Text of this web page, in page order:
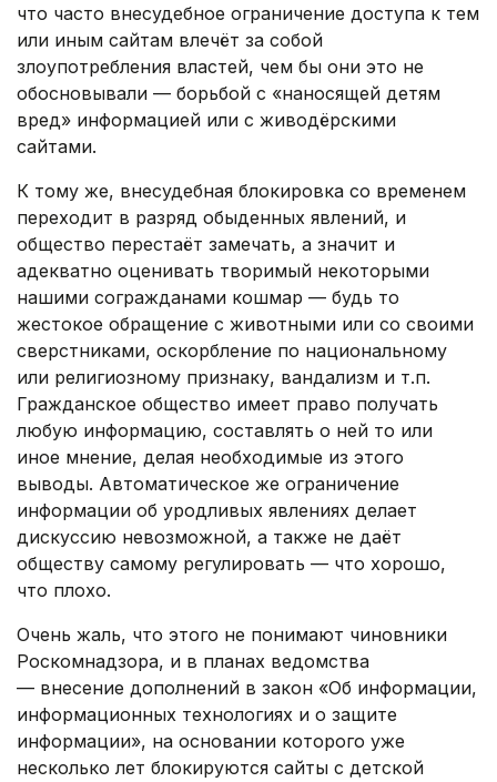
что часто внесудебное ограничение доступа к тем
или иным сайтам влечёт за собой
злоупотребления властей, чем бы они это не
обосновывали — борьбой с «наносящей детям
вред» информацией или с живодёрскими
сайтами.
К тому же, внесудебная блокировка со временем
переходит в разряд обыденных явлений, и
общество перестаёт замечать, а значит и
адекватно оценивать творимый некоторыми
нашими согражданами кошмар — будь то
жестокое обращение с животными или со своими
сверстниками, оскорбление по национальному
или религиозному признаку, вандализм и т.п.
Гражданское общество имеет право получать
любую информацию, составлять о ней то или
иное мнение, делая необходимые из этого
выводы. Автоматическое же ограничение
информации об уродливых явлениях делает
дискуссию невозможной, а также не даёт
обществу самому регулировать — что хорошо,
что плохо.
Очень жаль, что этого не понимают чиновники
Роскомнадзора, и в планах ведомства
— внесение дополнений в закон «Об информации,
информационных технологиях и о защите
информации», на основании которого уже
несколько лет блокируются сайты с детской